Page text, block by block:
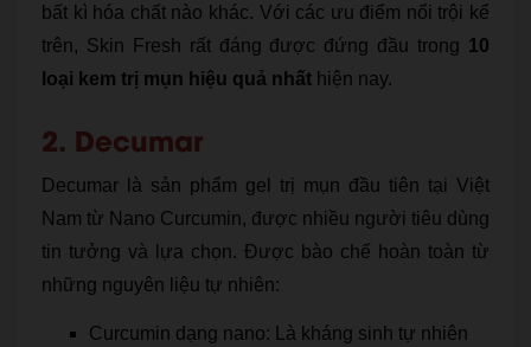
bất kì hóa chất nào khác. Với các ưu điểm nổi trội kể
trên, Skin Fresh rất đáng được đứng đầu trong 10
loại kem trị mụn hiệu quả nhất hiện nay.
2. Decumar
Decumar là sản phẩm gel trị mụn đầu tiên tại Việt
Nam từ Nano Curcumin, được nhiều người tiêu dùng
tin tưởng và lựa chọn. Được bào chế hoàn toàn từ
những nguyên liệu tự nhiên:
Curcumin dạng nano: Là kháng sinh tự nhiên